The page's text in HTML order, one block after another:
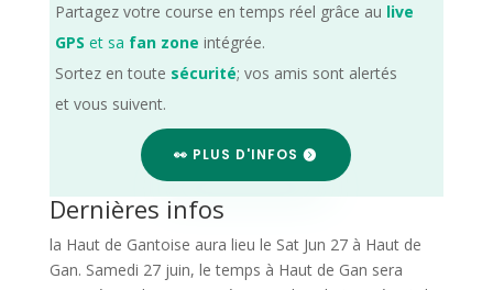
Partagez votre course en temps réel grâce au live
GPS et sa fan zone intégrée.
Sortez en toute sécurité; vos amis sont alertés
et vous suivent.
👀 PLUS D'INFOS
Dernières infos
la Haut de Gantoise aura lieu le Sat Jun 27 à Haut de
Gan. Samedi 27 juin, le temps à Haut de Gan sera